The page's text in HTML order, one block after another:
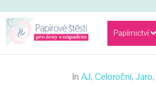
Papírnictví
In AJ, Celoroční,Jaro,